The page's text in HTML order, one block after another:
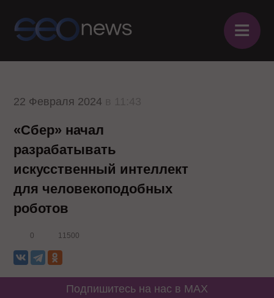
≡
22 Февраля 2024
«Сбер» начал
разрабатывать
искусственный интеллект
для человекоподобных
роботов
0 11500
Подпишитесь на нас в MAX